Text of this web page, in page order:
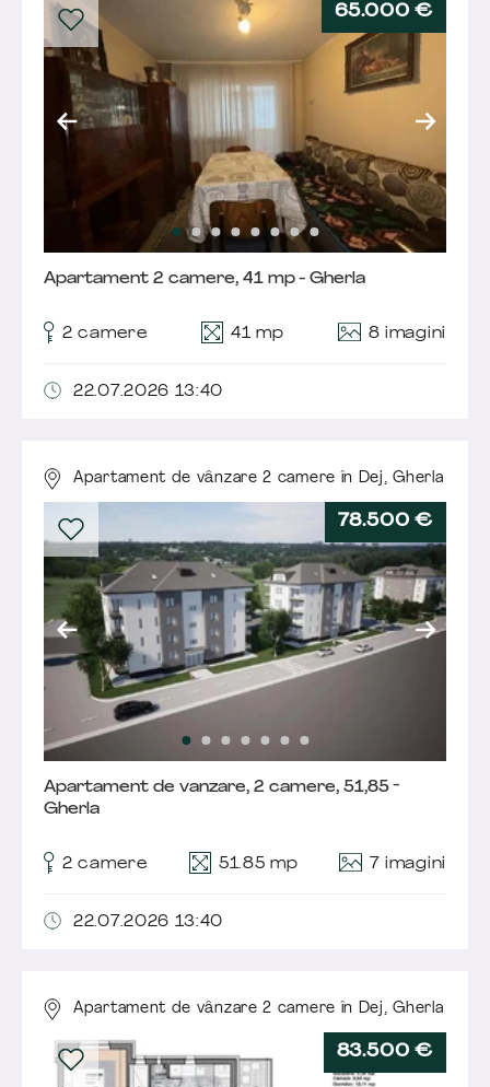
65.000 €
Apartament 2 camere, 41 mp - Gherla
2 camere 41 mp 8 imagini
22.07.2026 13:40
Apartament de vânzare 2 camere în Dej,Gherla
78.500 €
Apartament de vanzare, 2 camere, 51,85 -
Gherla
2 camere 51.85 mp 7 imagini
22.07.2026 13:40
Apartament de vânzare 2 camere în Dej,Gherla
83.500 €